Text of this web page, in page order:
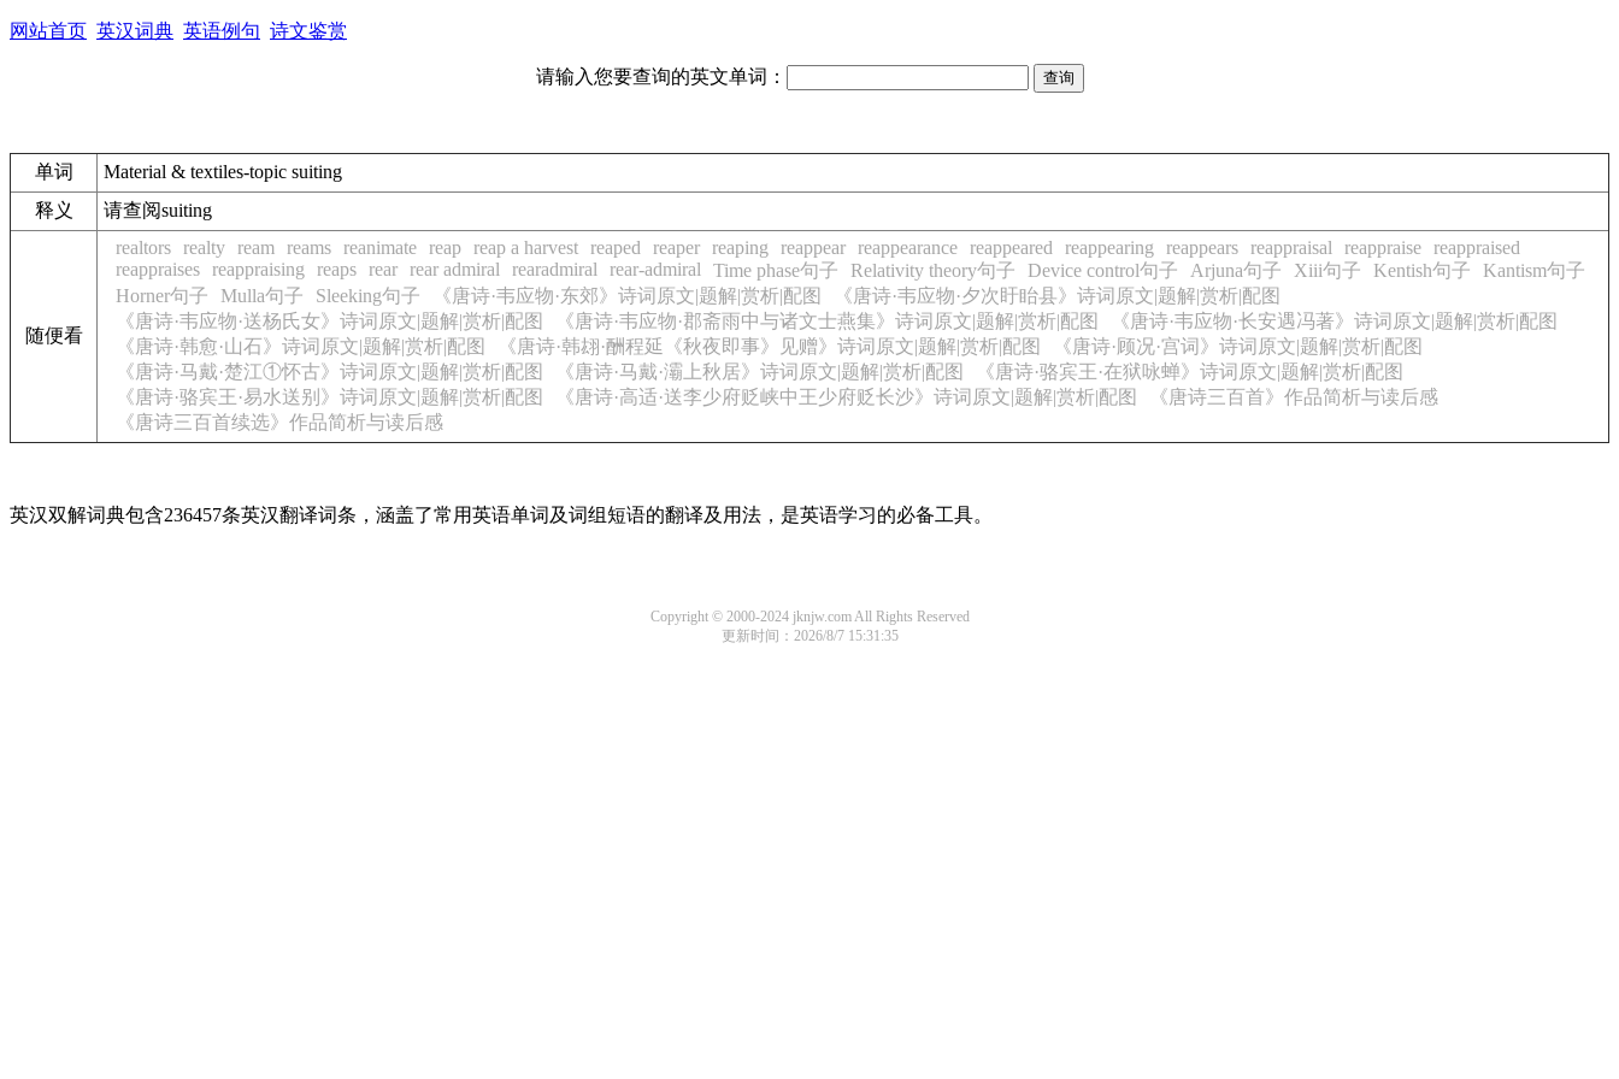
网站首页 英汉词典 英语例句 诗文鉴赏
请输入您要查询的英文单词：
单词
Material & textiles-topic suiting
释义
请查阅suiting
随便看
realtors realty ream reams reanimate reap reap a harvest reaped reaper reaping reappear reappearance reappeared reappearing reappears reappraisal reappraise reappraised
reappraises reappraising reaps rear rear admiral rearadmiral rear-admiral Time phase句子 Relativity theory句子 Device control句子 Arjuna句子 Xiii句子 Kentish句子
Kantism句子
Horner句子
Mulla句子 Sleeking句子 《唐诗·韦应物·东郊》诗词原文|题解|赏析|配图
《唐诗·韦应物·夕次盱眙县》诗词原文|题解|赏析|配图
《唐诗·韦应物·送杨氏女》诗词原文|题解|赏析|配图
《唐诗·韦应物·郡斋雨中与诸文士燕集》诗词原文|题解|赏析|配图
《唐诗·韦应物·长安遇冯著》诗词原文|题解|赏析|配图
《唐诗·韩愈·山石》诗词原文|题解|赏析|配图
《唐诗·韩翃·酬程延《秋夜即事》见赠》诗词原文|题解|赏析|配图
《唐诗·顾况·宫词》诗词原文|题解|赏析|配图
《唐诗·马戴·楚江①怀古》诗词原文|题解|赏析|配图
《唐诗·马戴·灞上秋居》诗词原文|题解|赏析|配图
《唐诗·骆宾王·在狱咏蝉》诗词原文|题解|赏析|配图
《唐诗·骆宾王·易水送别》诗词原文|题解|赏析|配图
《唐诗·高适·送李少府贬峡中王少府贬长沙》诗词原文|题解|赏析|配图
《唐诗三百首》作品简析与读后感
《唐诗三百首续选》作品简析与读后感
英汉双解词典包含236457条英汉翻译词条，涵盖了常用英语单词及词组短语的翻译及用法，是英语学习的必备工具。
Copyright © 2000-2024 jknjw.com All Rights Reserved
更新时间：2026/8/7 15:31:35